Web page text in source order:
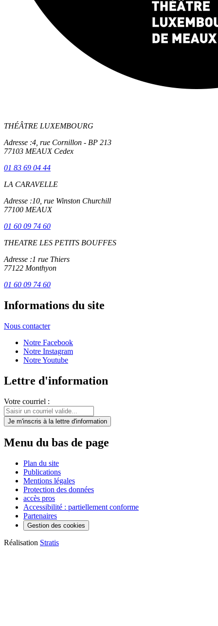
THÉÂTRE LUXEMBOURG
Adresse :4, rue Cornillon - BP 213
77103 MEAUX Cedex
01 83 69 04 44
LA CARAVELLE
Adresse :10, rue Winston Churchill
77100 MEAUX
01 60 09 74 60
THEATRE LES PETITS BOUFFES
Adresse :1 rue Thiers
77122 Monthyon
01 60 09 74 60
Informations du site
Nous contacter
Notre Facebook
Notre Instagram
Notre Youtube
Lettre d'information
Votre courriel :
Je m'inscris à la lettre d'information
Menu du bas de page
Plan du site
Publications
Mentions légales
Protection des données
accès pros
Accessibilité : partiellement conforme
Partenaires
Gestion des cookies
Réalisation Stratis